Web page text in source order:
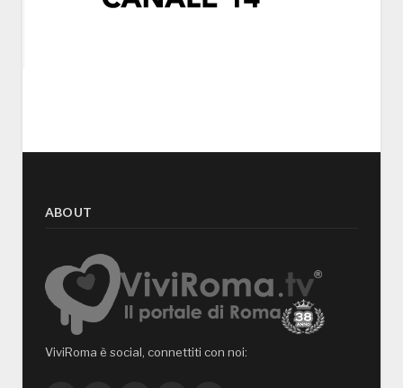
ABOUT
ViviRoma è social, connettiti con noi: